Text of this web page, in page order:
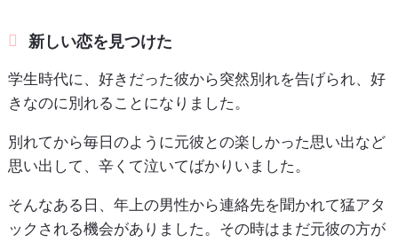
新しい恋を見つけた
学生時代に、好きだった彼から突然別れを告げられ、好
きなのに別れることになりました。
別れてから毎日のように元彼との楽しかった思い出など
思い出して、辛くて泣いてばかりいました。
そんなある日、年上の男性から連絡先を聞かれて猛アタ
ックされる機会がありました。その時はまだ元彼の方が